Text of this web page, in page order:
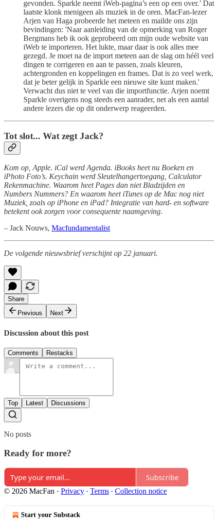
gevonden. Sparkle neemt iWeb-pagina’s een op een over.’ Dat
laatste klonk menigeen als muziek in de oren. MacFan-lezer
Arjen van Haga probeerde het meteen en mailde ons zijn
bevindingen: 'Naar aanleiding van de opmerking van Roger
Bergmans heb ik ook geprobeerd om mijn oude website van
iWeb te importeren. Het lukte, maar daar is ook alles mee
gezegd. Je moet na de import meteen aan de slag om héél veel
dingen te corrigeren en aan te passen, zoals kleuren,
achtergronden en koppelingen en frames. Dat is zo veel werk,
dat je beter gelijk in Sparkle een nieuwe site kunt maken.'
Verwacht dus niet te veel van die importfunctie. Arjen noemt
Sparkle overigens nog steeds een aanrader, net als een aantal
andere lezers die op dit onderwerp reageerden.
Tot slot... Wat zegt Jack?
Kom op, Apple. iCal werd Agenda. iBooks heet nu Boeken en
iPhoto Foto’s. Keychain werd Sleutelhangertoegang, Calculator
Rekenmachine. Waarom heet Pages dan niet Bladzijden en
Numbers Nummers? En waarom heet iTunes op de Mac nog niet
Muziek, zoals op iPhone en iPad? Integratie van hard- en software
betekent ook zorgen voor consequente naamgeving.
– Jack Nouws, Macfundamentalist
De volgende nieuwsbrief verschijnt op 22 januari.
Share
Previous
Next
Discussion about this post
Comments Restacks
Top Latest Discussions
No posts
Ready for more?
Subscribe
© 2026 MacFan · Privacy ∙ Terms ∙ Collection notice
Start your Substack